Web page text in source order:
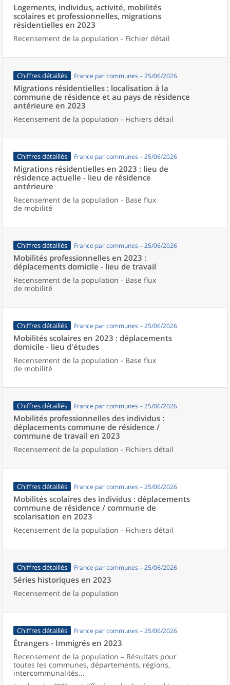
Logements, individus, activité, mobilités
scolaires et professionnelles, migrations
résidentielles en 2023
Recensement de la population - Fichier détail
Chiffres détaillés France par communes – 25/06/2026
Migrations résidentielles : localisation à la
commune de résidence et au pays de résidence
antérieure en 2023
Recensement de la population - Fichiers détail
Chiffres détaillés France par communes – 25/06/2026
Migrations résidentielles en 2023 : lieu de
résidence actuelle - lieu de résidence
antérieure
Recensement de la population - Base flux
de mobilité
Chiffres détaillés France par communes – 25/06/2026
Mobilités professionnelles en 2023 :
déplacements domicile - lieu de travail
Recensement de la population - Base flux
de mobilité
Chiffres détaillés France par communes – 25/06/2026
Mobilités scolaires en 2023 : déplacements
domicile - lieu d'études
Recensement de la population - Base flux
de mobilité
Chiffres détaillés France par communes – 25/06/2026
Mobilités professionnelles des individus :
déplacements commune de résidence /
commune de travail en 2023
Recensement de la population - Fichiers détail
Chiffres détaillés France par communes – 25/06/2026
Mobilités scolaires des individus : déplacements
commune de résidence / commune de
scolarisation en 2023
Recensement de la population - Fichiers détail
Chiffres détaillés France par communes – 25/06/2026
Séries historiques en 2023
Recensement de la population
Chiffres détaillés France par communes – 25/06/2026
Étrangers - Immigrés en 2023
Recensement de la population – Résultats pour
toutes les communes, départements, régions,
intercommunalités...